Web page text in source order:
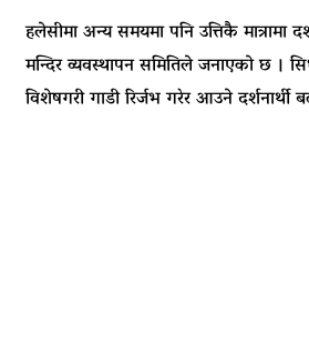
हलेसीमा अन्य समयमा पनि उत्तिकै मात्रामा
मन्दिर व्यवस्थापन समितिले जनाएको छ ।
विशेषगरी गाडी रिर्जभ गरेर आउने